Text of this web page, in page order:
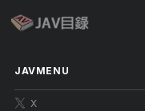
JAVMENU
X